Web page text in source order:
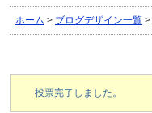
ホーム > ブログデザイン一覧 >
投票完了しました。